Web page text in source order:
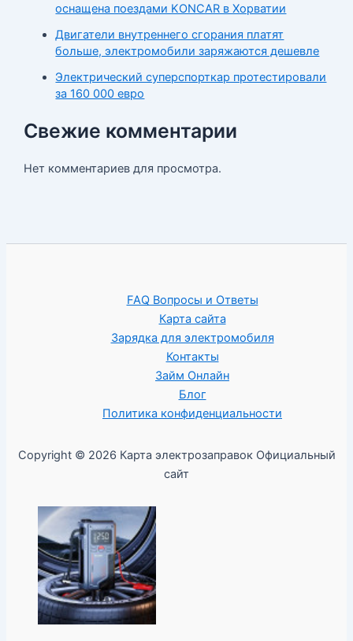
оснащена поездами KONCAR в Хорватии
Двигатели внутреннего сгорания платят
больше, электромобили заряжаются дешевле
Электрический суперспорткар протестировали
за 160 000 евро
Свежие комментарии
Нет комментариев для просмотра.
FAQ Вопросы и Ответы
Карта сайта
Зарядка для электромобиля
Контакты
Займ Онлайн
Блог
Политика конфиденциальности
Copyright © 2026 Карта электрозаправок Официальный
сайт